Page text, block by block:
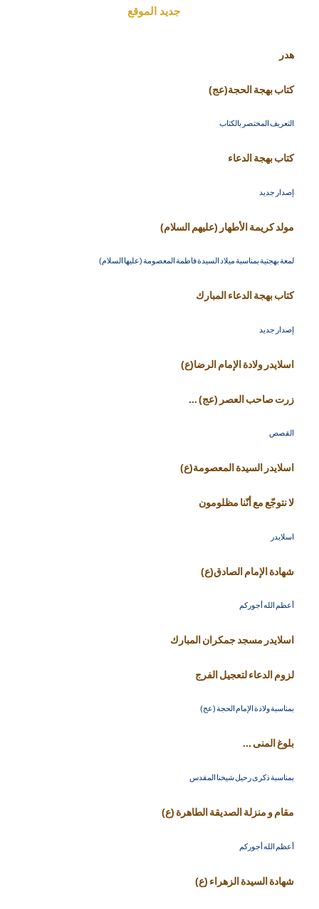
جديد الموقع
هدر
كتاب بهجة الحجة(عج)
التعريف المختصر بالكتاب
كتاب بهجة الدعاء
إصدار جديد
مولد كريمة الأطهار (عليهم السلام)
لمعة بهجتية بمناسبة ميلاد السيدة فاطمة المعصومة (عليها السلام)
كتاب بهجة الدعاء المبارك
إصدار جديد
اسلايدر ولادة الإمام الرضا(ع)
زرت صاحب العصر (عج) ...
القصص
اسلايدر السيدة المعصومة(ع)
لا نتوجّع مع أنّنا مظلومون
اسلايدر
شهادة الإمام الصادق(ع)
أعظم الله أجوركم
اسلايدر مسجد جمكران المبارك
لزوم الدعاء لتعجيل الفرج
بمناسبة ولادة الإمام الحجة (عج)
بلوغ المنى ...
بمناسبة ذكرى رحيل شيخنا المقدس
مقام و منزلة الصديقة الطاهرة (ع)
أعظم الله أجوركم
شهادة السيدة الزهراء (ع)